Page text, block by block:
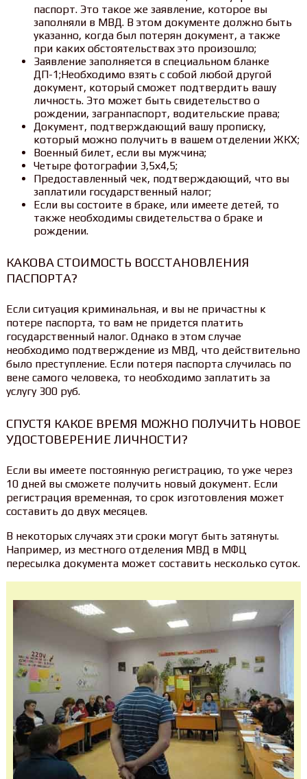
паспорт. Это такое же заявление, которое вы
заполняли в МВД. В этом документе должно быть
указанно, когда был потерян документ, а также
при каких обстоятельствах это произошло;
Заявление заполняется в специальном бланке
ДП-1;Необходимо взять с собой любой другой
документ, который сможет подтвердить вашу
личность. Это может быть свидетельство о
рождении, загранпаспорт, водительские права;
Документ, подтверждающий вашу прописку,
который можно получить в вашем отделении ЖКХ;
Военный билет, если вы мужчина;
Четыре фотографии 3,5х4,5;
Предоставленный чек, подтверждающий, что вы
заплатили государственный налог;
Если вы состоите в браке, или имеете детей, то
также необходимы свидетельства о браке и
рождении.
КАКОВА СТОИМОСТЬ ВОССТАНОВЛЕНИЯ
ПАСПОРТА?
Если ситуация криминальная, и вы не причастны к
потере паспорта, то вам не придется платить
государственный налог. Однако в этом случае
необходимо подтверждение из МВД, что действительно
было преступление. Если потеря паспорта случилась по
вене самого человека, то необходимо заплатить за
услугу 300 руб.
СПУСТЯ КАКОЕ ВРЕМЯ МОЖНО ПОЛУЧИТЬ НОВОЕ
УДОСТОВЕРЕНИЕ ЛИЧНОСТИ?
Если вы имеете постоянную регистрацию, то уже через
10 дней вы сможете получить новый документ. Если
регистрация временная, то срок изготовления может
составить до двух месяцев.
В некоторых случаях эти сроки могут быть затянуты.
Например, из местного отделения МВД в МФЦ
пересылка документа может составить несколько суток.